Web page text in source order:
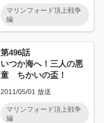
マリンフォード頂上戦争
編
第496話
いつか海へ！三人の悪
童 ちかいの盃！
2011/05/01 放送
マリンフォード頂上戦争
編